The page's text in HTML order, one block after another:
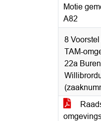
Motie
A82
8
TAM-
22a